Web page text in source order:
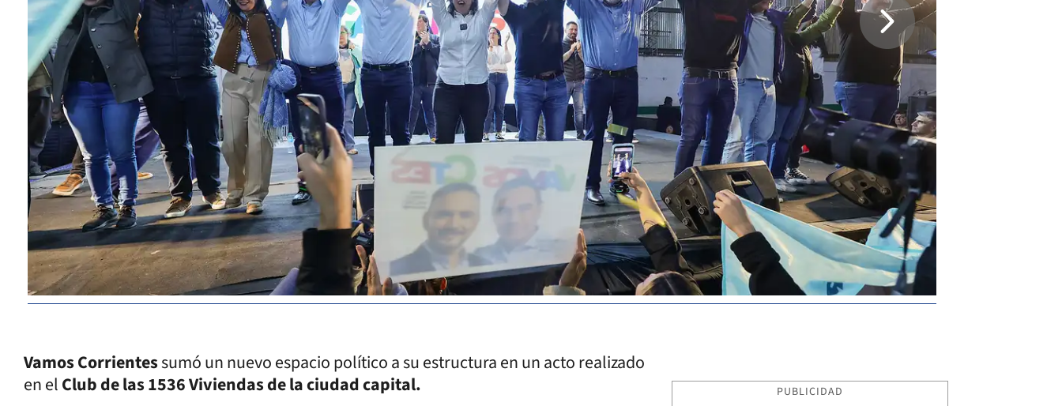
Vamos Corrientessumó un nuevo espacio político a su estructura en un acto realizado
en elClub de las 1536 Viviendas de la ciudad capital. PUBLICIDAD